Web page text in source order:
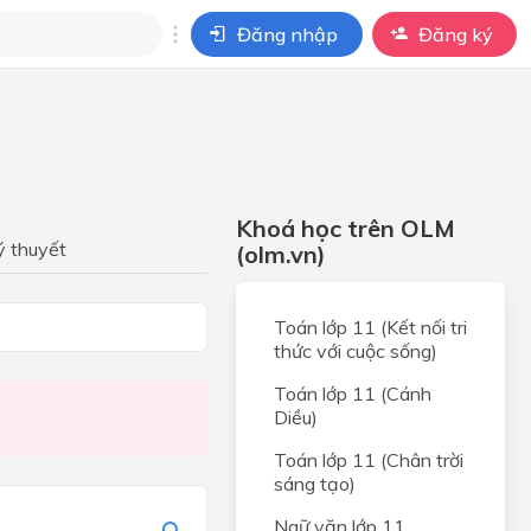
Đăng nhập Đăng ký
thuyết
Khoá học trên OLM
(olm.vn)
Toán lớp 11 (Kết nối tri
thức với cuộc sống)
Toán lớp 11 (Cánh
Diều)
Toán lớp 11 (Chân trời
sáng tạo)
Ngữ văn lớp 11